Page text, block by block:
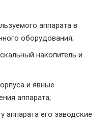
аппарата в
оборудования;
накопитель и
и явные
аппарата;
аппарата его заводские